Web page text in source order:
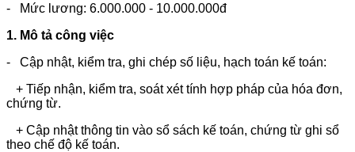
- Mức lương: 6.000.000 - 10.000.000đ
1. Mô tả công việc
- Cập nhật, kiểm tra, ghi chép số liệu, hạch toán kế toán:
+ Tiếp nhận, kiểm tra, soát xét tính hợp pháp của hóa đơn,
chứng từ.
+ Cập nhật thông tin vào sổ sách kế toán, chứng từ ghi sổ
theo chế độ kế toán.